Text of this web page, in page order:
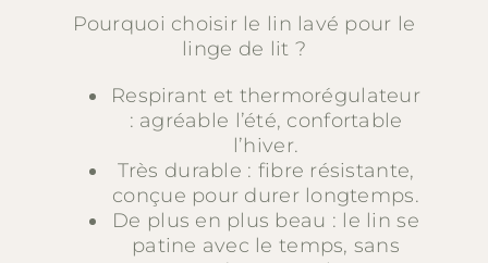
Pourquoi choisir le lin lavé pour le
linge de lit ?
Respirant et thermorégulateur
: agréable l’été, confortable
l’hiver.
Très durable : fibre résistante,
conçue pour durer longtemps.
De plus en plus beau : le lin se
patine avec le temps, sans